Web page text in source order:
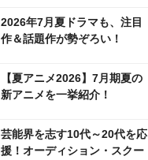
2026年7月夏ドラマも、注目
作＆話題作が勢ぞろい！
【夏アニメ2026】7月期夏の
新アニメを一挙紹介！
芸能界を志す10代～20代を応
援！オーディション・スクー